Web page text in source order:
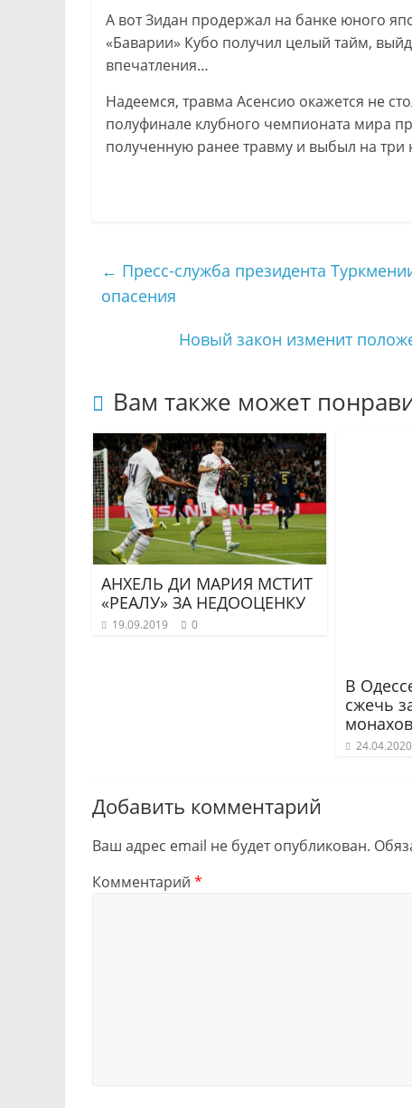
А вот Зидан продержал на банке юного
«Баварии» Кубо получил целый тайм,
впечатления…
Надеемся, травма Асенсио окажется не
полуфинале клубного чемпионата мира
полученную ранее травму и выбыл на
← Пресс-служба президента
опасения
Новый закон изменит
Вам также может
АНХЕЛЬ ДИ МАРИЯ МСТИТ
«РЕАЛУ» ЗА НЕДООЦЕНКУ
19.09.2019 0
В
сжечь
монахов
24.04.2020
Добавить комментарий
Ваш адрес email не будет опубликован.
Комментарий *